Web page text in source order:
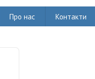
Про нас Контакти